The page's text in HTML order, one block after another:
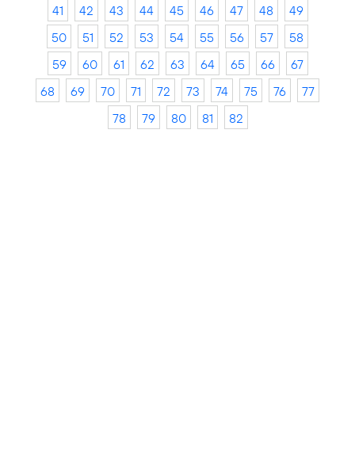
41
42 43 44 45 46 47 48
49
50
51 52 53 54 55 56 57
58
59
60 61 62 63 64 65 66
67
68
69 70 71 72 73 74 75 76
77
78
79 80 81 82